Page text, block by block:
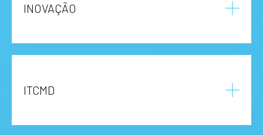
INOVAÇÃO
ITCMD